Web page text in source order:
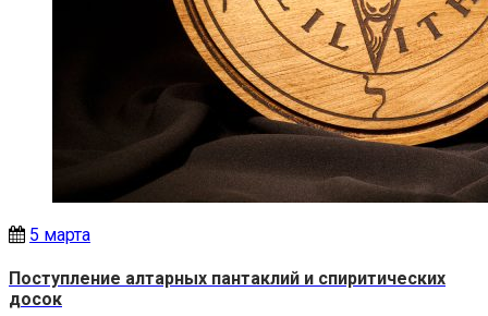
5 марта
Поступление алтарных пантаклий и спиритических
досок